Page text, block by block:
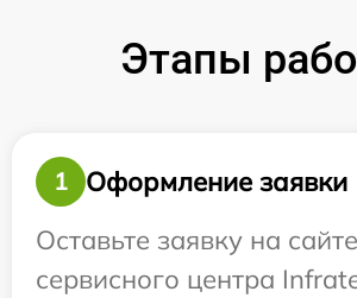
Этапы
1
Оформление заявки
Оставьте заявку на сайте
сервисного центра